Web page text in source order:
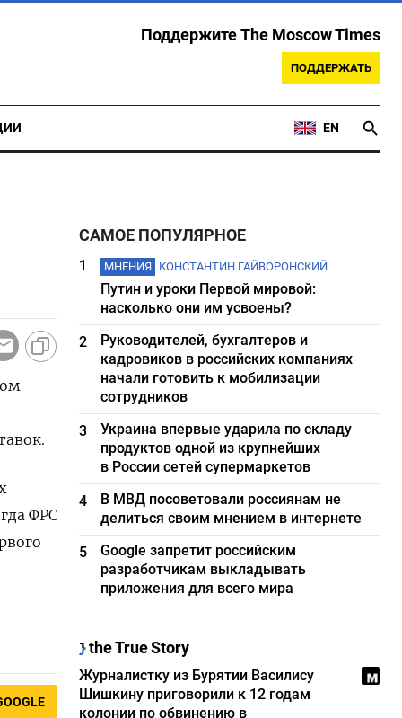
Поддержите The Moscow Times
ПОДДЕРЖАТЬ
EN
ФРС
САМОЕ ПОПУЛЯРНОЕ
1 МНЕНИЯ КОНСТАНТИН ГАЙВОРОНСКИЙ
Путин и уроки Первой мировой:
насколько они им усвоены?
2
Руководителей, бухгалтеров и
кадровиков в российских компаниях
начали готовить к мобилизации
сотрудников
3
Украина впервые ударила по складу
продуктов одной из крупнейших
в России сетей супермаркетов
4
В МВД посоветовали россиянам не
делиться своим мнением в интернете
5
Google запретит российским
разработчикам выкладывать
приложения для всего мира